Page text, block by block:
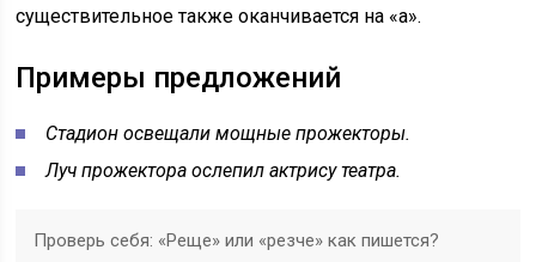
существительное также оканчивается на «а».
Примеры предложений
Стадион освещали мощные прожекторы.
Луч прожектора ослепил актрису театра.
Проверь себя: «Реще» или «резче» как пишется?